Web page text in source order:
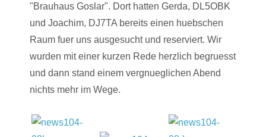
"Brauhaus Goslar". Dort hatten Gerda, DL5OBK
und Joachim, DJ7TA bereits einen huebschen
Raum fuer uns ausgesucht und reserviert. Wir
wurden mit einer kurzen Rede herzlich begruesst
und dann stand einem vergnueglichen Abend
nichts mehr im Wege.